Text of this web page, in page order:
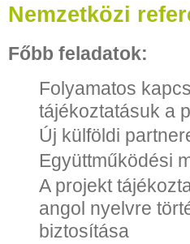
Nemzetközi
Főbb feladatok:
Folyamatos
tájékoztatásuk a
Új külföldi
Együttműködési
A projekt
angol nyelvre
biztosítása